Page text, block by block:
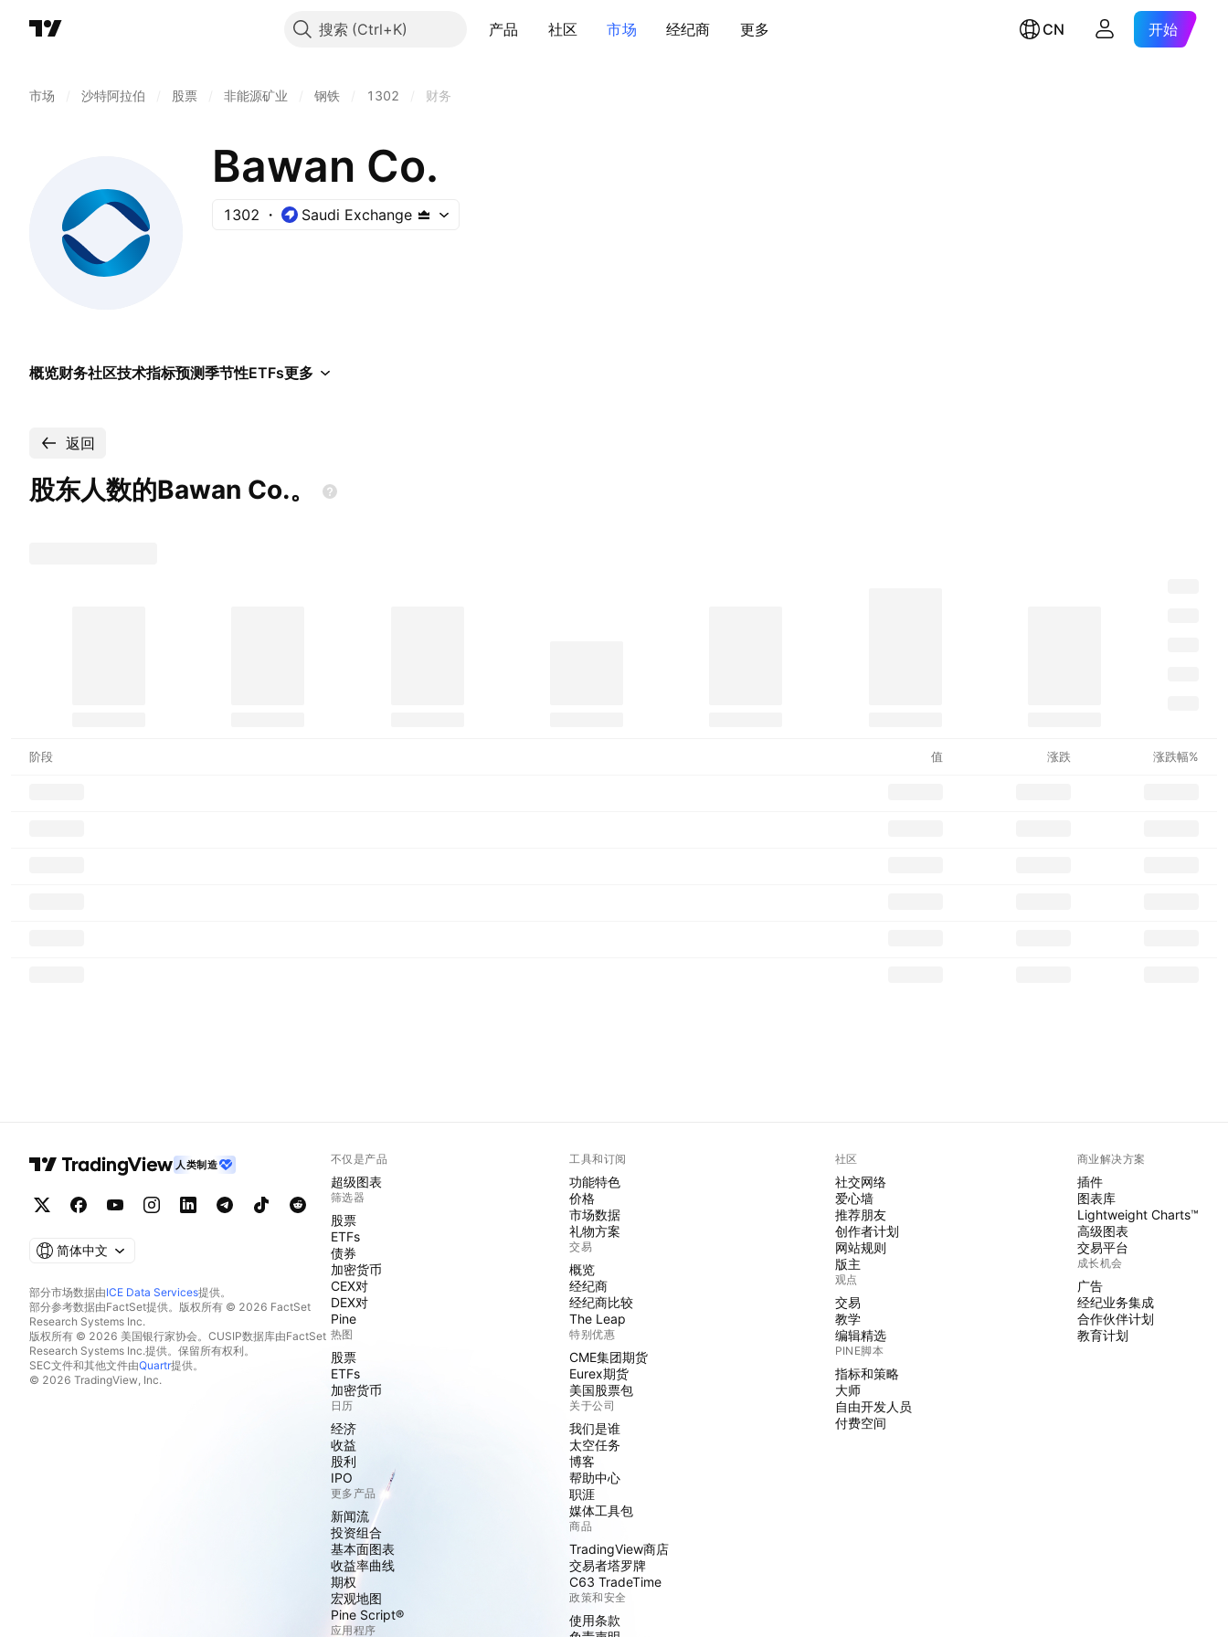
搜索 产品 社区 市场 经纪商 更多 CN 开始
市场 沙特阿拉伯 股票 非能源矿业 钢铁 1302 财务
Bawan Co.
1302 Saudi Exchange
概览财务社区技术指标预测季节性ETFs更多
返回
股东人数的Bawan Co.。
阶段 值 涨跌 涨跌幅%
人类制造
简体中文
部分市场数据由ICE Data Services提供。
部分参考数据由FactSet提供。版权所有 © 2026 FactSet
Research Systems Inc.
版权所有 © 2026 美国银行家协会。CUSIP数据库由FactSet
Research Systems Inc.提供。保留所有权利。
SEC文件和其他文件由Quartr提供。
© 2026 TradingView, Inc.
不仅是产品
超级图表
筛选器
股票
ETFs
债券
加密货币
CEX对
DEX对
Pine
热图
股票
ETFs
加密货币
日历
经济
收益
股利
IPO
更多产品
新闻流
投资组合
基本面图表
收益率曲线
期权
宏观地图
Pine Script®
应用程序
工具和订阅
功能特色
价格
市场数据
礼物方案
交易
概览
经纪商
经纪商比较
The Leap
特别优惠
CME集团期货
Eurex期货
美国股票包
关于公司
我们是谁
太空任务
博客
帮助中心
职涯
媒体工具包
商品
TradingView商店
交易者塔罗牌
C63 TradeTime
政策和安全
使用条款
社区
社交网络
爱心墙
推荐朋友
创作者计划
网站规则
版主
观点
交易
教学
编辑精选
PINE脚本
指标和策略
大师
自由开发人员
付费空间
商业解决方案
插件
图表库
Lightweight Charts™
高级图表
交易平台
成长机会
广告
经纪业务集成
合作伙伴计划
教育计划